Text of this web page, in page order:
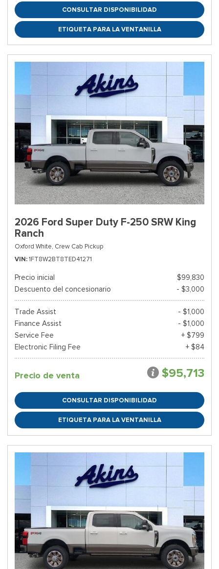
CONSULTAR DISPONIBILIDAD
ETIQUETA PARA LA VENTANILLA
2026 Ford Super Duty F-250 SRW King
Ranch
Oxford White, Crew Cab Pickup
VIN 1FT8W2BT8TED41271
Precio inicial
$99,830
Descuento del concesionario
- $3,000
Trade Assist
- $1,000
Finance Assist
- $1,000
Service Fee
+ $799
Electronic Filing Fee
+ $84
Precio de venta $95,713
CONSULTAR DISPONIBILIDAD
ETIQUETA PARA LA VENTANILLA